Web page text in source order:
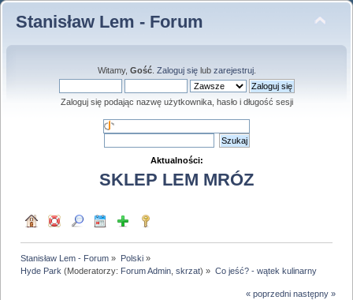
Stanisław Lem - Forum
Witamy, Gość. Zaloguj sięlub zarejestruj.
Zaloguj się podając nazwę użytkownika, hasło i długość sesji
Aktualności:
SKLEP LEM MRÓZ
Stanisław Lem - Forum » Polski»
Hyde Park (Moderatorzy: Forum Admin ,skrzat) » Co jeść? - wątek kulinarny
« poprzedni następny »